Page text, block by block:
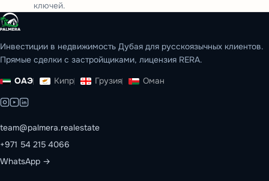
ключей.
Инвестиции в недвижимость Дубая для русскоязычных клиентов.
Прямые сделки с застройщиками, лицензия RERA.
ОАЭ Кипр Грузия Оман
team@palmera.realestate
+971 54 215 4066
WhatsApp →